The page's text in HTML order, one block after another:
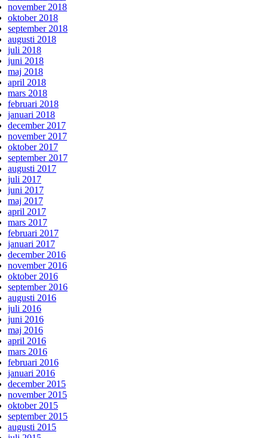
november 2018
oktober 2018
september 2018
augusti 2018
juli 2018
juni 2018
maj 2018
april 2018
mars 2018
februari 2018
januari 2018
december 2017
november 2017
oktober 2017
september 2017
augusti 2017
juli 2017
juni 2017
maj 2017
april 2017
mars 2017
februari 2017
januari 2017
december 2016
november 2016
oktober 2016
september 2016
augusti 2016
juli 2016
juni 2016
maj 2016
april 2016
mars 2016
februari 2016
januari 2016
december 2015
november 2015
oktober 2015
september 2015
augusti 2015